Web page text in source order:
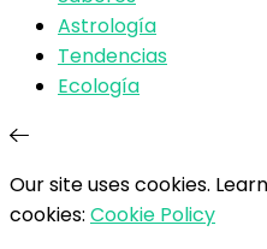
Astrología
Tendencias
Ecología
Our site uses cookies.
cookies: Cookie Policy